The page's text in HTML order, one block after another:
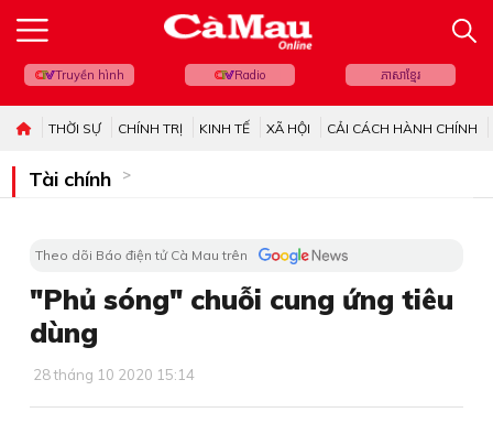
Truyền hình Radio ភាសាខ្មែរ
THỜI SỰ CHÍNH TRỊ KINH TẾ XÃ HỘI CẢI CÁCH HÀNH CHÍNH
Tài chính
Theo dõi Báo điện tử Cà Mau trên
"Phủ sóng" chuỗi cung ứng tiêu
dùng
28 tháng 10 2020 15:14